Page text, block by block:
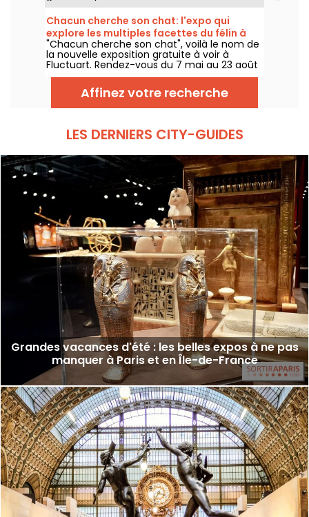
Europe ! Rendez-vous du 2 juin au 6
septembre 2026 pour découvrir l'univers
singulier de Leandro Erlich, connu pour ses
installations qui brouillent nos repères et
notre perception dans l'espace public.
Chacun cherche son chat: l'expo qui
explore les multiples facettes du félin à
Fluctuart - nos photos
"Chacun cherche son chat", voilà le nom de
la nouvelle exposition gratuite à voir à
Fluctuart. Rendez-vous du 7 mai au 23 août
2026 pour admirer les œuvres d'une dizaine
d'artistes issus de l’art urbain. Pour
l'occasion, Madame, Kraken, Ardif ou encore
Wenna explorent les multiples facettes du
Affinez votre recherche
LES DERNIERS CITY-GUIDES
Grandes vacances d'été : les belles expos à ne pas
manquer à Paris et en Île-de-France